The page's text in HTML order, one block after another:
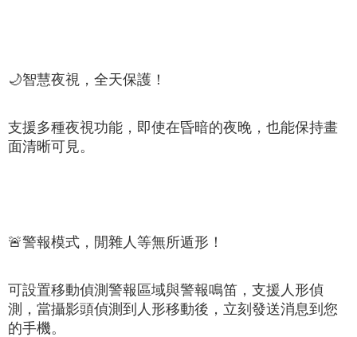
🌙智慧夜視，全天保護！
支援多種夜視功能，即使在昏暗的夜晚，也能保持畫
面清晰可見。
🚨警報模式，閒雜人等無所遁形！
可設置移動偵測警報區域與警報鳴笛，支援人形偵
測，當攝影頭偵測到人形移動後，立刻發送消息到您
的手機。